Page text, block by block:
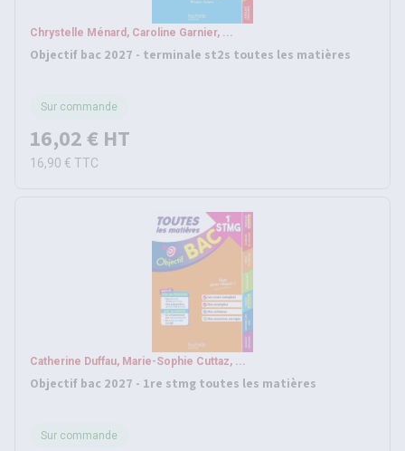
Chrystelle Ménard, Caroline Garnier, ...
Objectif bac 2027 - terminale st2s toutes les matières
Sur commande
16,02 € HT
16,90 € TTC
Catherine Duffau, Marie-Sophie Cuttaz, ...
Objectif bac 2027 - 1re stmg toutes les matières
Sur commande